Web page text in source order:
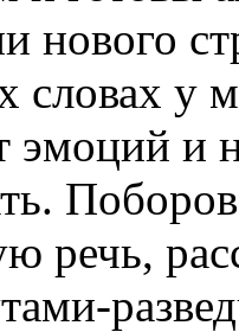
нового
словах у
эмоций и
речь,